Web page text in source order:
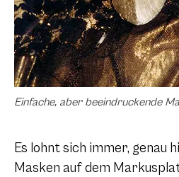
Einfache, aber beeindruckende
Es lohnt sich immer, genau
Masken auf dem